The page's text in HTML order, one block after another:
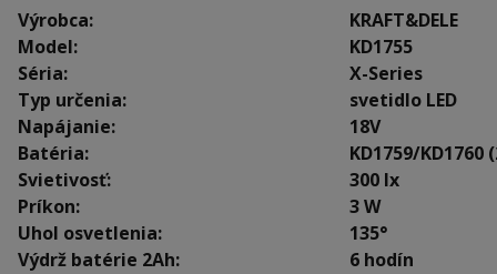
Výrobca:
KRAFT&DELE
Model:
KD1755
Séria:
X-Series
Typ určenia:
svetidlo LED
Napájanie:
18V
Batéria:
KD1759/KD1760
Svietivosť:
300 lx
Príkon:
3 W
Uhol osvetlenia:
135°
Výdrž batérie 2Ah:
6 hodín